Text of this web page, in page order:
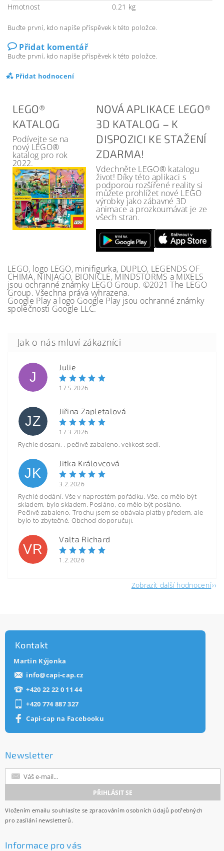
Hmotnost 0.21 kg
Buďte první, kdo napíše příspěvek k této položce.
Přidat komentář
Buďte první, kdo napíše příspěvek k této položce.
Přidat hodnocení
LEGO®
KATALOG
Podívejte se na
nový LEGO®
katalog pro rok
2022.
NOVÁ APLIKACE LEGO®
3D KATALOG – K
DISPOZICI KE STAŽENÍ
ZDARMA!
Vdechněte LEGO® katalogu
život! Díky této aplikaci s
podporou rozšířené reality si
můžete prohlížet nové LEGO
výrobky jako zábavné 3D
animace a prozkoumávat je ze
všech stran.
LEGO, logo LEGO, minifigurka, DUPLO, LEGENDS OF
CHIMA, NINJAGO, BIONICLE, MINDSTORMS a MIXELS
jsou ochranné známky LEGO Group. ©2021 The LEGO
Group. Všechna práva vyhrazena.
Google Play a logo Google Play jsou ochranné známky
společnosti Google LLC.
J
Julie
17.5.2026
JZ
Jiřina Zapletalová
17.3.2026
Rychle dosani, , pečlivě zabaleno, velikost sedí.
JK
Jitka Královcová
3.2.2026
Rychlé dodání. Vše v naprostém pořádku. Vše, co mělo být
skladem, bylo skladem. Posláno, co mělo být posláno.
Pečlivě zabaleno. Trochu jsem se obávala platby předem, ale
bylo to zbytečné. Obchod doporučuji.
VR
Valta Richard
1.2.2026
Zobrazit další hodnocení
Kontakt
Martin Kýjonka
info@capi-cap.cz
+420 22 22 0 11 44
+420 774 887 327
Capi-cap na Facebooku
Newsletter
Vložením emailu souhlasíte se zpracováním osobních údajů potřebných
pro zasílání newsletterů.
Informace pro vás